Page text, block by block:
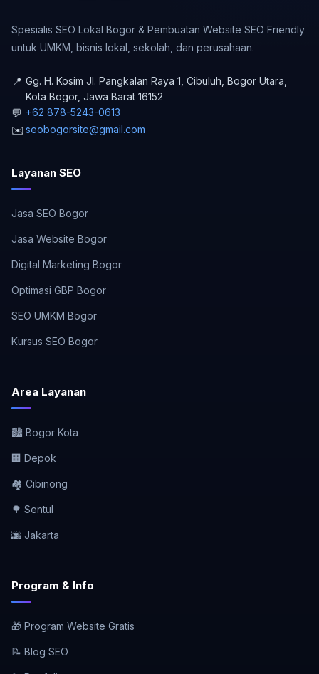
Spesialis SEO Lokal Bogor & Pembuatan Website SEO Friendly
untuk UMKM, bisnis lokal, sekolah, dan perusahaan.
📍 Gg. H. Kosim Jl. Pangkalan Raya 1, Cibuluh, Bogor Utara
Kota Bogor, Jawa Barat 16152
💬 +62 878-5243-0613
✉️ seobogorsite@gmail.com
Layanan SEO
Jasa SEO Bogor
Jasa Website Bogor
Digital Marketing Bogor
Optimasi GBP Bogor
SEO UMKM Bogor
Kursus SEO Bogor
Area Layanan
🏙️ Bogor Kota
🏢 Depok
🏘️ Cibinong
🌳 Sentul
🌆 Jakarta
Program & Info
🎁 Program Website Gratis
📝 Blog SEO